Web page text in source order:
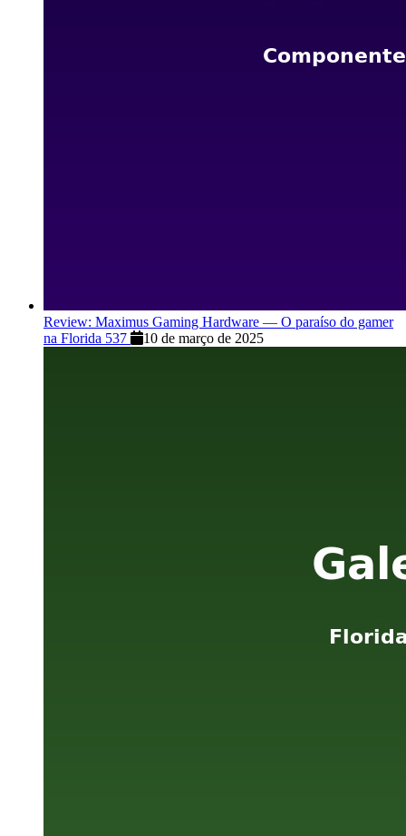
Review: Maximus Gaming Hardware — O paraíso do gamer
na Florida 537
10 de março de 2025